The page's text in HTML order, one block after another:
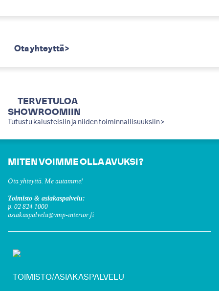
Ota yhteyttä >
TERVETULOA
SHOWROOMIIN
Tutustu kalusteisiin ja niiden toiminnallisuuksiin >
MITEN VOIMME OLLA AVUKSI?
Ota yhteyttä. Me autamme!
Toimisto & asiakaspalvelu:
p. 02 824 1000
asiakaspalvelu@vmp-interior.fi
TOIMISTO/ASIAKASPALVELU